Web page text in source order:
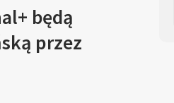
będą
przez